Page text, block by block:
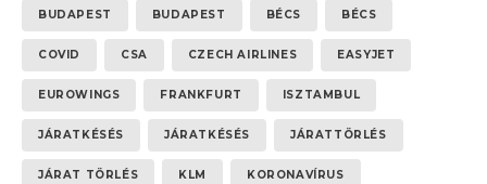
BUDAPEST BUDAPEST BÉCS BÉCS
COVID CSA CZECH AIRLINES EASYJET
EUROWINGS FRANKFURT ISZTAMBUL
JÁRATKÉSÉS JÁRATKÉSÉS JÁRATTÖRLÉS
JÁRAT TÖRLÉS KLM KORONAVÍRUS